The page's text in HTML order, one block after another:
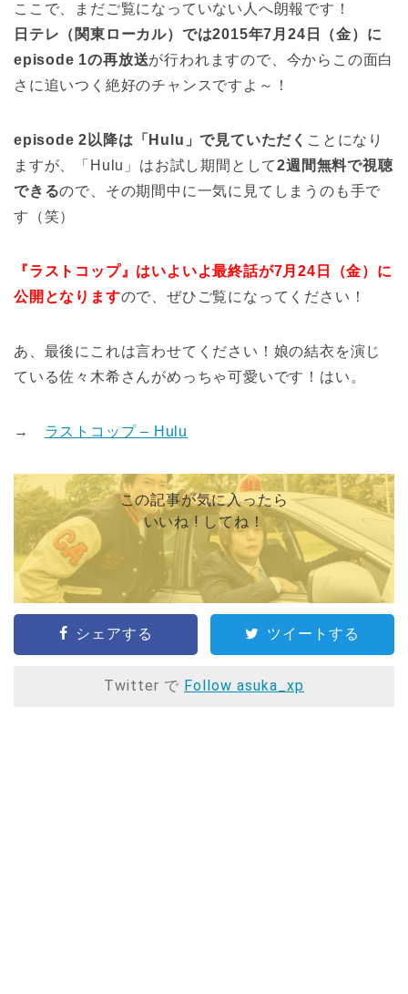
ここで、まだご覧になっていない人へ朗報です！
日テレ（関東ローカル）では2015年7月24日（金）に
episode 1の再放送が行われますので、今からこの面白
さに追いつく絶好のチャンスですよ～！
episode 2以降は「Hulu」で見ていただく ことになり
ますが、「Hulu」はお試し期間として2週間無料で視聴
できるので、その期間中に一気に見てしまうのも手で
す（笑）
『ラストコップ』はいよいよ最終話が7月24日（金）に
公開となりますので、ぜひご覧になってください！
あ、最後にこれは言わせてください！娘の結衣を演じ
ている佐々木希さんがめっちゃ可愛いです！はい。
→ ラストコップ – Hulu
この記事が気に入ったら
いいね ! してね！
シェアする ツイートする
Twitter で Follow asuka_xp